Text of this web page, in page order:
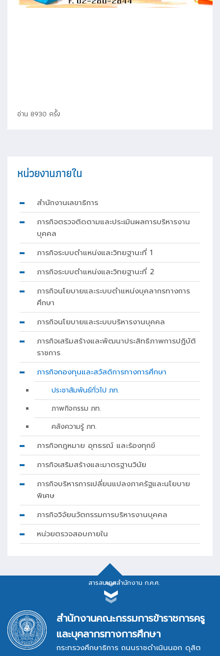
อ่าน 8930 ครั้ง
หน่วยงานภายใน
สำนักงานเลขาธิการ
ภารกิจตรวจติดตามและประเมินผลการบริหารงาน
บุคคล
ภารกิจระบบตำแหน่งและวิทยฐานะที่ 1
ภารกิจระบบตำแหน่งและวิทยฐานะที่ 2
ภารกิจนโยบายและระบบตำแหน่งบุคลากรทางการ
ศึกษา
ภารกิจนโยบายและระบบบริหารงานบุคคล
ภารกิจเสริมสร้างและพัฒนาประสิทธิภาพการปฏิบัติ
ราชการ
ภารกิจกองทุนและสวัสดิการทางการศึกษา
ประชาสัมพันธ์ทั่วไป ภท.
ภาพกิจกรรม ภท.
คลังความรู้ ภท.
ภารกิจกฎหมาย อุทธรณ์ และร้องทุกข์
ภารกิจเสริมสร้างและมาตรฐานวินัย
ภารกิจบริหารการเปลี่ยนแปลงภาครัฐและนโยบาย
พิเศษ
ภารกิจวิจัยนวัตกรรมการบริหารงานบุคคล
หน่วยตรวจสอบภายใน
สารสนเทศสำนักงาน ก.ค.ศ.
สารสนเทศสำนักงาน ก.ค.ศ.
สำนักงานคณะกรรมการข้าราชการครู
และบุคลากรทางการศึกษา
กระทรวงศึกษาธิการ ถนนราชดำเนินนอก ดุสิต